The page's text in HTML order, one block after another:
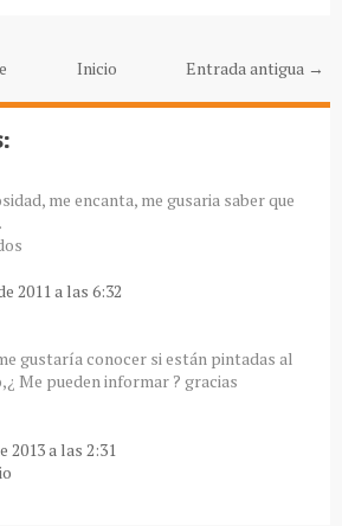
Entrada antigua →
Inicio
me encanta, me gusaria saber que
2011 a las 6:32
gustaría conocer si están pintadas al
Me pueden informar ? gracias
2013 a las 2:31